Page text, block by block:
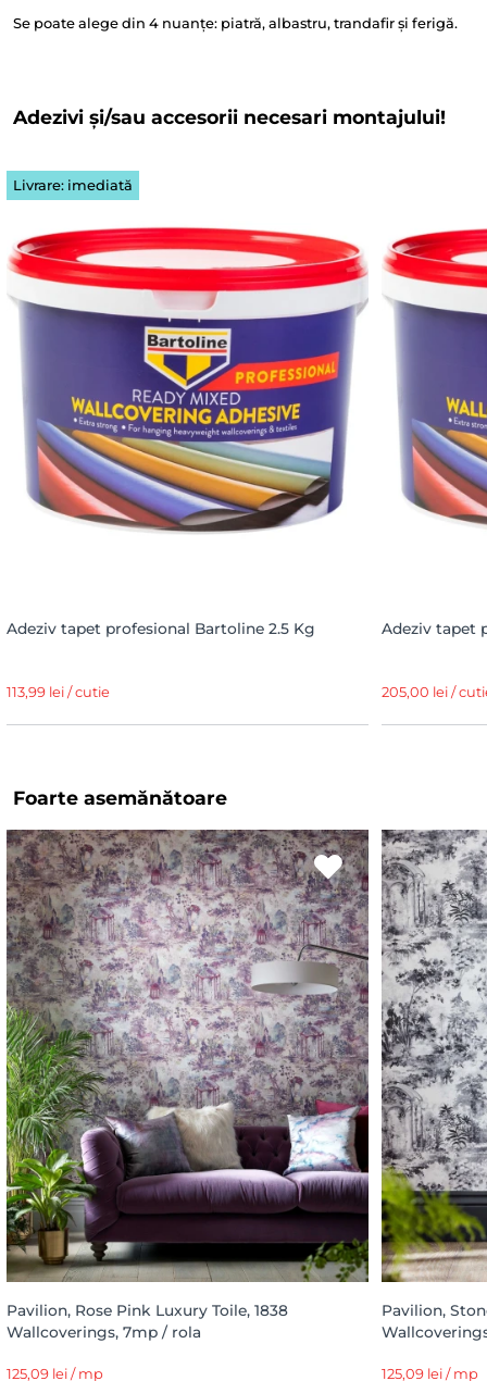
Se poate alege din 4 nuanțe: piatră, albastru, trandafir și ferigă.
Adezivi și/sau accesorii necesari montajului!
Livrare: imediată
Adeziv tapet profesional Bartoline 2.5 Kg
113,99 lei / cutie
Adeziv tapet
205,00 lei /
Foarte asemănătoare
Pavilion, Rose Pink Luxury Toile, 1838
Wallcoverings, 7mp / rola
125,09 lei / mp
Pavilion,
125,09 lei / mp